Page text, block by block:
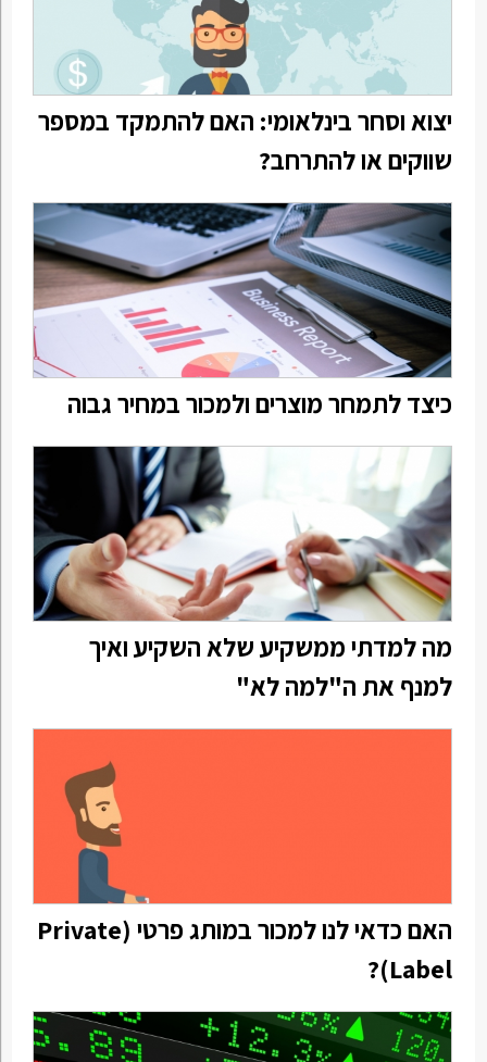
יצוא וסחר בינלאומי: האם להתמקד במספר
שווקים או להתרחב?
כיצד לתמחר מוצרים ולמכור במחיר גבוה
מה למדתי ממשקיע שלא השקיע ואיך
למנף את ה"למה לא"
האם כדאי לנו למכור במותג פרטי (Private
Label)?